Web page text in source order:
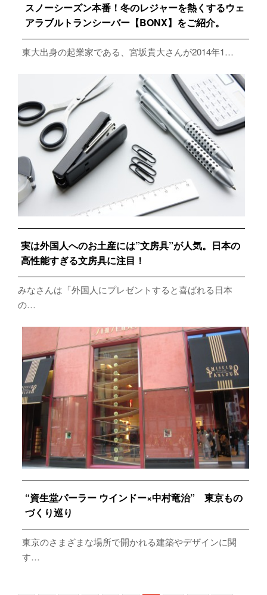
スノーシーズン本番！冬のレジャーを熱くするウェ
アラブルトランシーバー【BONX】をご紹介。
東大出身の起業家である、宮坂貴大さんが2014年1…
実は外国人へのお土産には”文房具”が人気。日本の
高性能すぎる文房具に注目！
みなさんは「外国人にプレゼントすると喜ばれる日本
の…
“資生堂パーラー ウインドー×中村竜治” 東京もの
づくり巡り
東京のさまざまな場所で開かれる建築やデザインに関
す…